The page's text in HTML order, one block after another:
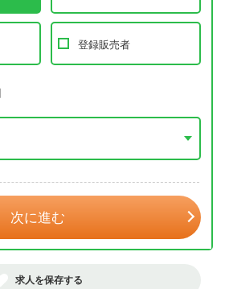
登録販売者
次に進む
求人を保存する